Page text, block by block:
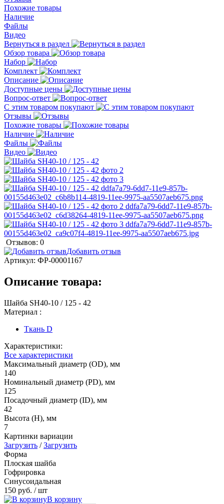
Похожие товары
Наличие
Файлы
Видео
Вернуться в раздел
Обзор товара
Набор
Комплект
Описание
Доступные цены
Вопрос-ответ
С этим товаром покупают
Отзывы
Похожие товары
Наличие
Файлы
Видео
Отзывов: 0
Добавить отзыв
Артикул: ФР-00001167
Описание товара:
Шайба SH40-10 / 125 - 42
Материал :
Ткань D
Характеристики:
Все характеристики
Максимальный диаметр (OD), мм
140
Номинальный диаметр (PD), мм
125
Посадочный диаметр (ID), мм
42
Высота (H), мм
7
Картинки вариации
Загрузить /Загрузить
Форма
Плоская шайба
Гофрировка
Синусоидальная
150 руб. / шт
В корзину